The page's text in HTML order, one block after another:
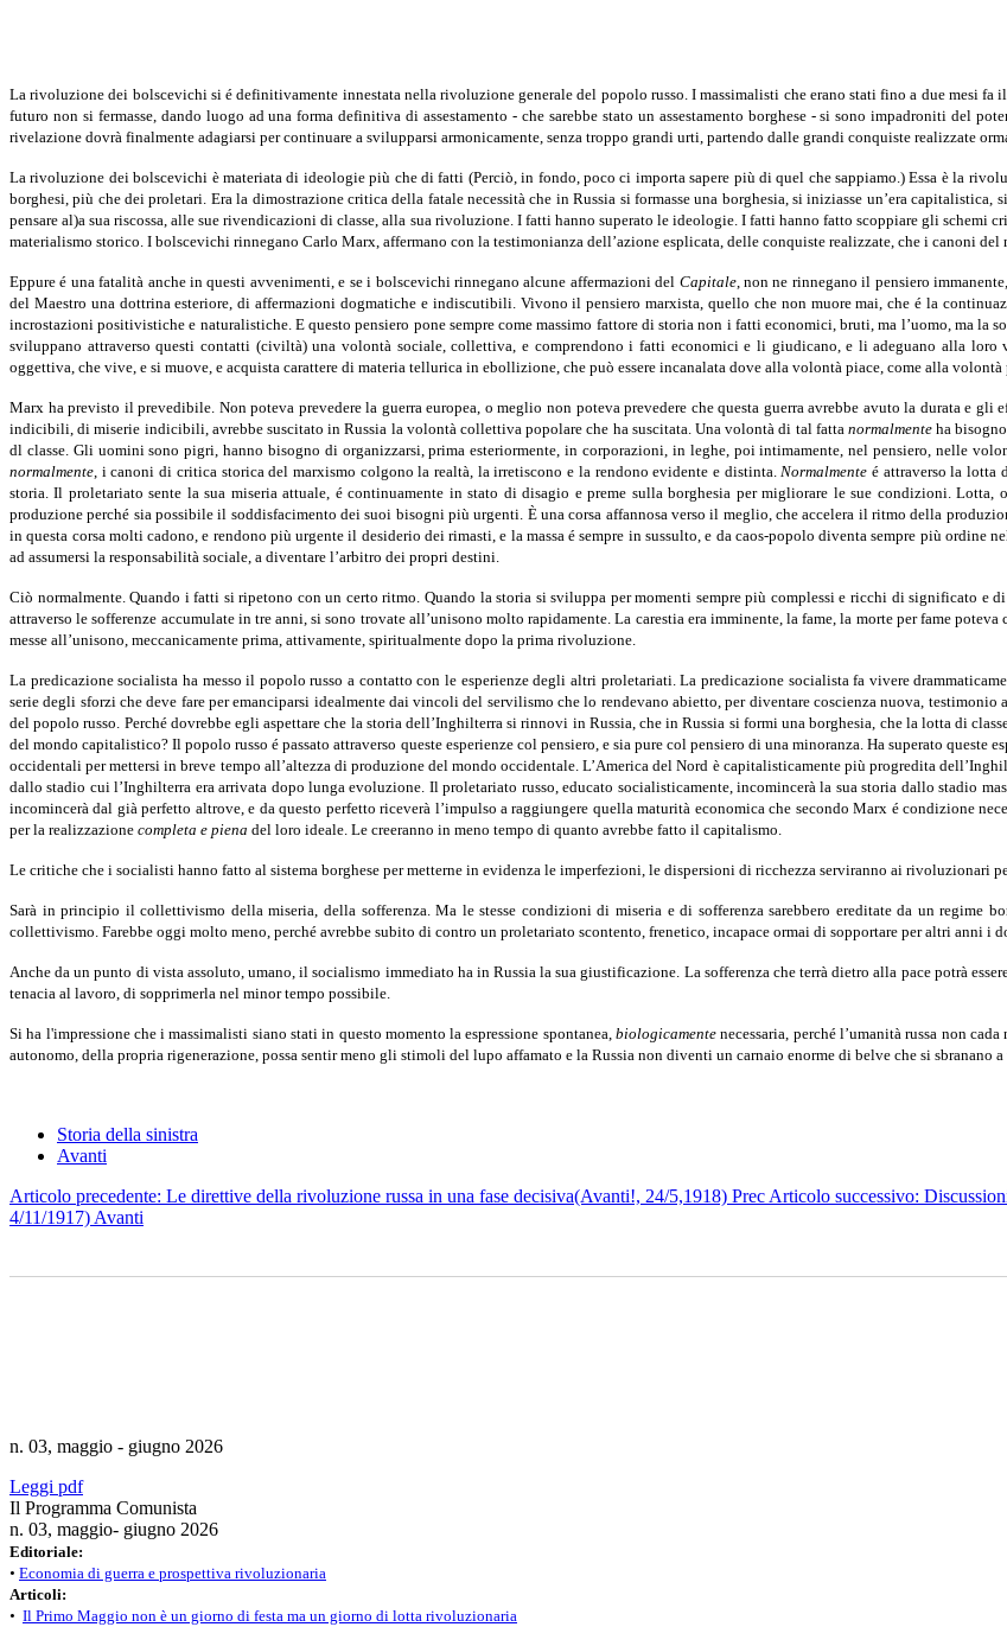
La rivoluzione dei bolscevichi si é definitivamente innestata nella rivo­luzione generale del popolo russo. I massimalisti che erano stati fino a due mesi fa
futuro non si fermasse, dando luogo ad una forma definitiva di assestamento - che sarebbe stato un assestamento borghese - si sono impadroniti del
rivelazione dovrà finalmente adagiarsi per continuare a svilupparsi armonicamente, senza troppo grandi urti, partendo dalle grandi conquiste realizzate
La rivoluzione dei bolscevichi è materiata di ideologie più che di fatti (Perciò, in fondo, poco ci importa sapere più di quel che sappiamo.) Essa è la
borghesi, più che dei proletari. Era la dimostrazione critica della fatale necessità che in Russia si formasse una borghesia, si iniziasse un’era
pensare al)a sua riscossa, alle sue rivendicazioni di classe, alla sua rivoluzione. I fatti hanno superato le ideo­logie. I fatti hanno fatto scoppiare gli
materialismo storico. I bolscevichi rinnegano Carlo Marx, affermano con la testimonianza dell’azione esplicata, delle conquiste realizzate, che i canoni del
Eppure é una fatalità anche in questi avvenimenti, e se i bolscevichi rinnegano alcune affermazioni del Capitale, non ne rinnegano il pensiero
del Maestro una dottrina esteriore, di affermazioni dogmatiche e indiscutibili. Vivono il pensiero marxista, quello che non muore mai, che é la
incrostazioni positivistiche e naturali­stiche. E questo pensiero pone sempre come massimo fattore di storia non i fatti economici, bruti, ma l’uomo, ma
sviluppano attraverso questi contatti (civiltà) una volontà sociale, collettiva, e comprendono i fatti economici e li giudicano, e li adeguano alla loro
oggettiva, che vive, e si muove, e acquista carattere di materia tellurica in ebollizione, che può essere incanalata dove alla volontà piace, come alla volontà
Marx ha previsto il prevedibile. Non poteva prevedere la guerra europea, o meglio non poteva prevedere che questa guerra avrebbe avuto la durata e
indicibili, di miserie indicibili, avrebbe suscitato in Russia la volontà collettiva popolare che ha suscitata. Una volontà di tal fatta nor­malmenteha
dl classe. Gli uomini sono pigri, hanno bisogno di organizzarsi, prima esteriormente, in corporazioni, in leghe, poi intimamente, nel pensiero, nelle
normalmente, i canoni di critica storica del marxismo colgono la realtà, la irretiscono e la rendono evidente e distinta.Normalmente é attraverso la lotta
storia. Il proletariato sente la sua miseria attuale, é continuamente in stato di disagio e preme sulla borghesia per migliorare le sue condizioni.
produzione perché sia possibile il soddisfacimento dei suoi bisogni più ur­genti. È una corsa affannosa verso il meglio, che accelera il ritmo della
in questa corsa molti cadono, e rendono più urgente il desiderio dei rimasti, e la massa é sempre in sussulto, e da caos-popolo di­venta sempre più ordine
ad assumersi la responsabilità sociale, a diventare l’arbitro dei propri destini.
Ciò normalmente. Quando i fatti si ripetono con un certo ritmo. Quando la storia si sviluppa per momenti sempre più complessi e ricchi di signifi­cato e
attraverso le sofferenze accumulate in tre anni, si sono trovate all’unisono molto rapidamente. La carestia era imminente, la fame, la morte per fame
messe all’unisono, meccanicamente prima, attivamente, spiritualmente dopo la prima rivoluzione.
La predicazione socialista ha messo il popolo russo a contatto con le esperienze degli altri proletariati. La predicazione socialista fa vivere
serie degli sforzi che deve fare per emanciparsi ideal­mente dai vincoli del servilismo che lo rendevano abietto, per diventare coscienza nuova,
del popolo russo. Perché dovrebbe egli aspettare che la storia dell’Inghilterra si rinnovi in Russia, che in Russia si formi una borghesia, che la lotta di
del mondo capitalistico? Il popolo russo é passato attraverso queste esperienze col pen­siero, e sia pure col pensiero di una minoranza. Ha superato queste
occidentali per mettersi in breve tempo all’altezza di produ­zione del mondo occidentale. L’America del Nord è capitalisticamente più progredita
dallo stadio cui l’Inghilterra era arrivata dopo lunga evoluzione. Il proletariato russo, educato socialisticamente, inco­mincerà la sua storia dallo stadio
incomincerà dal già per­fetto altrove, e da questo perfetto riceverà l’impulso a raggiungere quella maturità economica che secondo Marx é condizione
per la realizzazione completa e piena del loro ideale. Le creeranno in meno tempo di quanto avrebbe fatto il capitalismo.
Le critiche che i socialisti hanno fatto al sistema borghese per metterne in evidenza le imperfezioni, le dispersioni di ricchezza serviranno ai rivo­luzionari
Sarà in principio il collettivismo della miseria, della sofferenza. Ma le stesse condizioni di miseria e di sofferenza sarebbero ereditate da un regime
collettivismo. Farebbe oggi molto meno, perché avrebbe subito di contro un proletariato scontento, frenetico, incapace ormai di sopportare per altri anni i
Anche da un punto di vista assoluto, umano, il socialismo immediato ha in Russia la sua giustificazione. La sofferenza che terrà dietro alla pace potrà
tenacia al lavoro, di sopprimerla nel minor tempo possibile.
Si ha l'impressione che i massimalisti siano stati in questo momento la espressione spontanea,biologicamente necessaria, perché l’umanità russa non
autonomo, della propria rigenerazione, possa sentir meno gli stimoli del lupo affamato e la Russia non diventi un carnaio enorme di belve che si sbranano
Storia della sinistra
Avanti
Articolo precedente: Le direttive della rivoluzione russa in una fase decisiva(Avanti!, 24/5,1918) Prec Articolo successivo:
4/11/1917) Avanti
n. 03, maggio - giugno 2026
Leggi pdf
Il Programma Comunista
n. 03, maggio- giugno 2026
Editoriale:
• Economia di guerra e prospettiva rivoluzionaria
Articoli:
• Il Primo Maggio non è un giorno di festa ma un giorno di lotta rivoluzionaria